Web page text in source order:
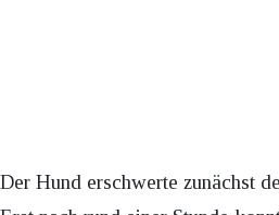
Der Hund erschwerte zunächst